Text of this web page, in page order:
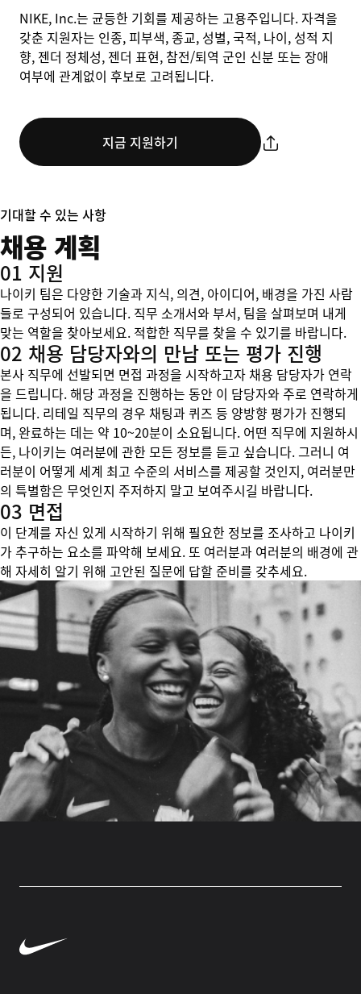
NIKE, Inc.는 균등한 기회를 제공하는 고용주입니다. 자격을
갖춘 지원자는 인종, 피부색, 종교, 성별, 국적, 나이, 성적 지
향, 젠더 정체성, 젠더 표현, 참전/퇴역 군인 신분 또는 장애
여부에 관계없이 후보로 고려됩니다.
지금 지원하기
기대할 수 있는 사항
채용 계획
01 지원
나이키 팀은 다양한 기술과 지식, 의견, 아이디어, 배경을 가진 사람
들로 구성되어 있습니다. 직무 소개서와 부서, 팀을 살펴보며 내게
맞는 역할을 찾아보세요. 적합한 직무를 찾을 수 있기를 바랍니다.
02 채용 담당자와의 만남 또는 평가 진행
본사 직무에 선발되면 면접 과정을 시작하고자 채용 담당자가 연락
을 드립니다. 해당 과정을 진행하는 동안 이 담당자와 주로 연락하게
됩니다. 리테일 직무의 경우 채팅과 퀴즈 등 양방향 평가가 진행되
며, 완료하는 데는 약 10~20분이 소요됩니다. 어떤 직무에 지원하시
든, 나이키는 여러분에 관한 모든 정보를 듣고 싶습니다. 그러니 여
러분이 어떻게 세계 최고 수준의 서비스를 제공할 것인지, 여러분만
의 특별함은 무엇인지 주저하지 말고 보여주시길 바랍니다.
03 면접
이 단계를 자신 있게 시작하기 위해 필요한 정보를 조사하고 나이키
가 추구하는 요소를 파악해 보세요. 또 여러분과 여러분의 배경에 관
해 자세히 알기 위해 고안된 질문에 답할 준비를 갖추세요.